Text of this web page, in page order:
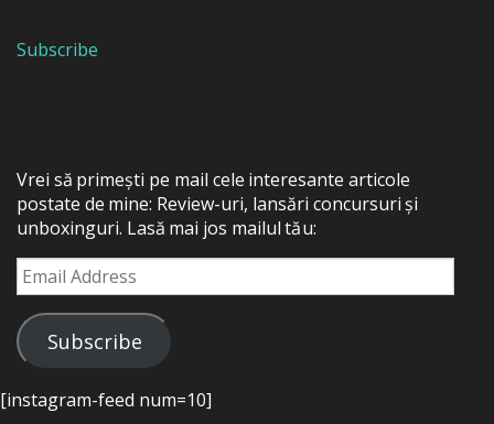
Subscribe
Vrei să primești pe mail cele interesante articole
postate de mine: Review-uri, lansări concursuri și
unboxinguri. Lasă mai jos mailul tău:
Email
Address
Subscribe
[instagram-feed num=10]